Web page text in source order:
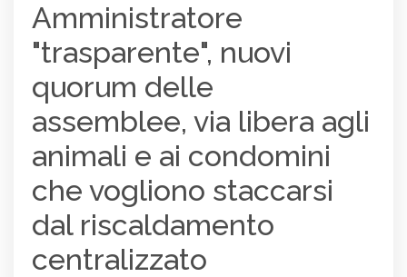
Amministratore
"trasparente", nuovi
quorum delle
assemblee, via libera agli
animali e ai condomini
che vogliono staccarsi
dal riscaldamento
centralizzato